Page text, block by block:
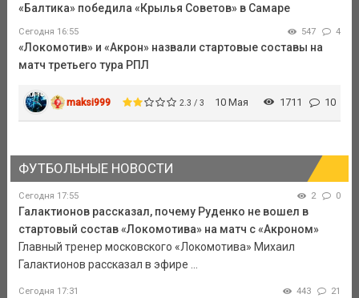
«Балтика» победила «Крылья Советов» в Самаре
Сегодня 16:55 547 4
«Локомотив» и «Акрон» назвали стартовые составы на
матч третьего тура РПЛ
maksi999 2.3 / 3 10 Мая 1711 10
ФУТБОЛЬНЫЕ НОВОСТИ
Сегодня 17:55 2 0
Галактионов рассказал, почему Руденко не вошел в
стартовый состав «Локомотива» на матч с «Акроном»
Главный тренер московского «Локомотива» Михаил
Галактионов рассказал в эфире ...
Сегодня 17:31 443 21